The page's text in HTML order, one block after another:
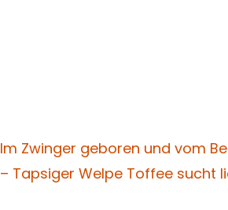
Im Zwinger geboren und vom
– Tapsiger Welpe Toffee sucht